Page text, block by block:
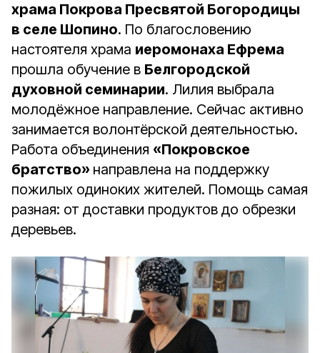
храма Покрова Пресвятой Богородицы
в селе Шопино. По благословению
настоятеля храма иеромонаха Ефрема
прошла обучение в Белгородской
духовной семинарии. Лилия выбрала
молодёжное направление. Сейчас активно
занимается волонтёрской деятельностью.
Работа объединения «Покровское
братство» направлена на поддержку
пожилых одиноких жителей. Помощь самая
разная: от доставки продуктов до обрезки
деревьев.